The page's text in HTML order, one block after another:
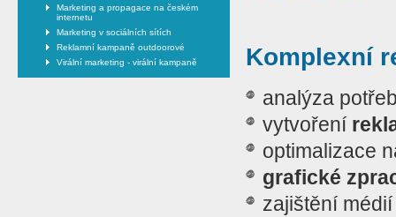
Marketing a propagace na českém
internetu
Marketing v sociálních sítích
Reklamní kampaně outdoorové
Virální marketing - virální kampaně
Komplexní
analýza
vytvoření
optimalizace
grafické
zajištění